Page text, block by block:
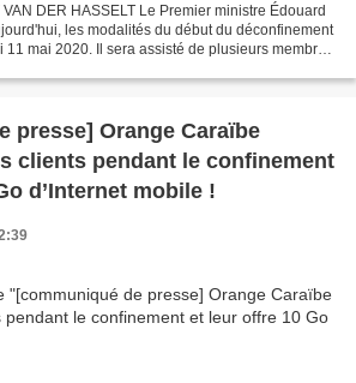
VAN DER HASSELT Le Premier ministre Édouard
les modalités du début du déconfinement
mai 2020. Il sera assisté de plusieurs membres
presse] Orange Caraïbe
clients pendant le confinement
d’Internet mobile !